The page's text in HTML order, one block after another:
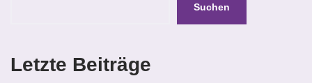
Suchen
Letzte Beiträge